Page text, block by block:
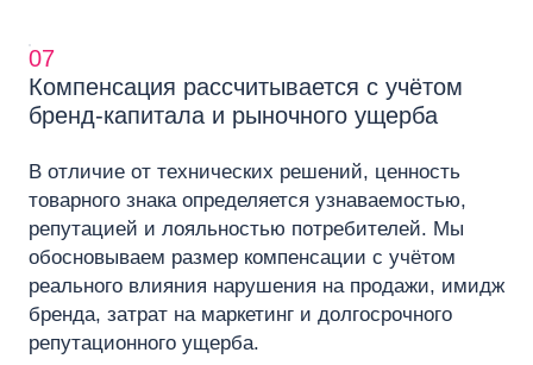
07
Компенсация рассчитывается с учётом
бренд-капитала и рыночного ущерба
В отличие от технических решений, ценность
товарного знака определяется узнаваемостью,
репутацией и лояльностью потребителей. Мы
обосновываем размер компенсации с учётом
реального влияния нарушения на продажи, имидж
бренда, затрат на маркетинг и долгосрочного
репутационного ущерба.